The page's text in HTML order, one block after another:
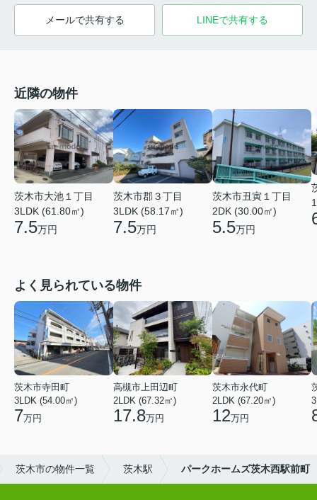
メールで共有する LINEで共有する
近隣の物件
茨木市大池１丁目
3LDK (61.80㎡)
7.5万円
茨木市郡３丁目
3LDK (58.17㎡)
7.5万円
茨木市丑寅１丁目
2DK (30.00㎡)
5.5万円
よく見られている物件
茨木市寺田町
3LDK (54.00㎡)
7万円
高槻市上田辺町
2LDK (67.32㎡)
17.8万円
茨木市永代町
2LDK (67.20㎡)
12万円
茨木市の物件一覧 茨木駅 パークホームズ茨木西駅前町